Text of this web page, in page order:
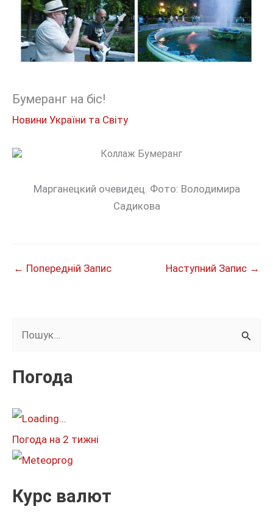
Бумеранг на біс!
Новини України та Світу
Марганецкий очевидец. Фото: Володимира
Садикова
← Попередній Запис Наступний Запис →
к
т
:
Погода
Погода на 2 тижні
Курс валют